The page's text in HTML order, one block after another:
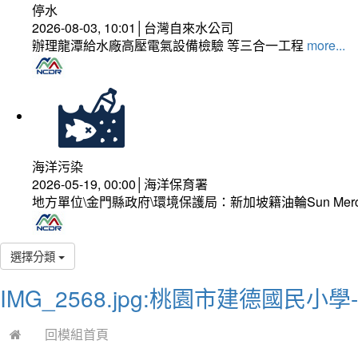
停水
2026-08-03, 10:01│台灣自來水公司
辦理龍潭給水廠高壓電氣設備檢驗 等三合一工程 more...
海洋污染
2026-05-19, 00:00│海洋保育署
地方單位\金門縣政府\環境保護局：新加坡籍油輪Sun
選擇分類
IMG_2568.jpg:桃園市建德國民小
回模組首頁